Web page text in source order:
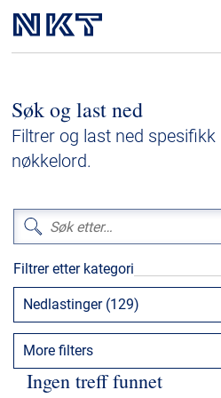
Høyspenningskabelløsninger
Kabelservice
Lavspenning
Høyspenningskabeltilbehør
Mellomspenningskabeltilbehør
Referanser
Nedlastinger
Søk og last ned
Filtrer og last ned
nøkkelord.
Filtrer etter kategori
Nedlastinger (129)
More filters
Ingen treff funnet